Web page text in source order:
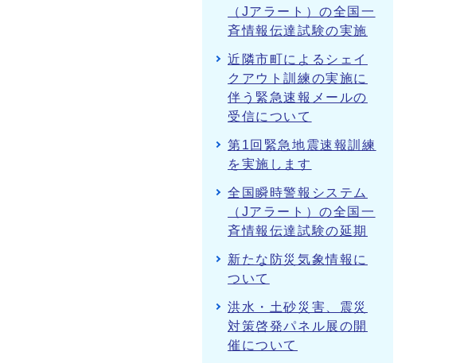
（Jアラート）の全国一
斉情報伝達試験の実施
近隣市町によるシェイ
クアウト訓練の実施に
伴う緊急速報メールの
受信について
第1回緊急地震速報訓練
を実施します
全国瞬時警報システム
（Jアラート）の全国一
斉情報伝達試験の延期
新たな防災気象情報に
ついて
洪水・土砂災害、震災
対策啓発パネル展の開
催について